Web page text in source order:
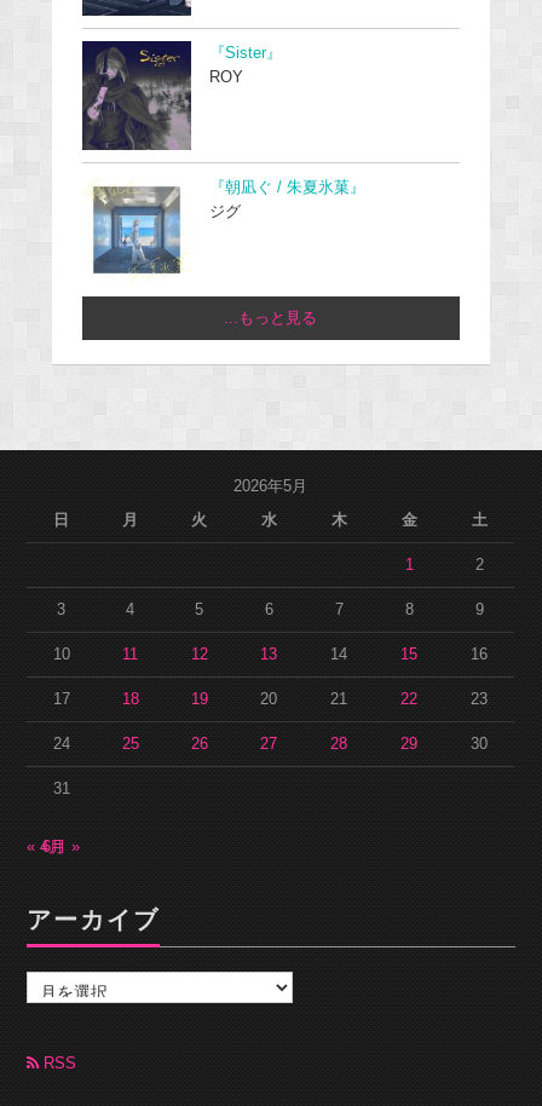
『Sister』
ROY
『朝凪ぐ / 朱夏氷菓』
ジグ
...もっと見る
2026年5月
日
月 火 水 木 金 土
1 2
3 4 5 6 7 8 9
10 11 12 13 14 15 16
17 18 19 20 21 22 23
24 25 26 27 28 29 30
31
« 4月6月 »
アーカイブ
カ
ブ RSS